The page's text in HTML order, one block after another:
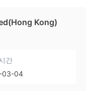
Kong)
간
03-04